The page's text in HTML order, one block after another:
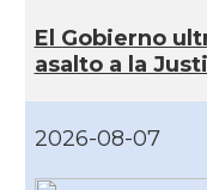
El Gobierno
asalto a la
2026-08-07